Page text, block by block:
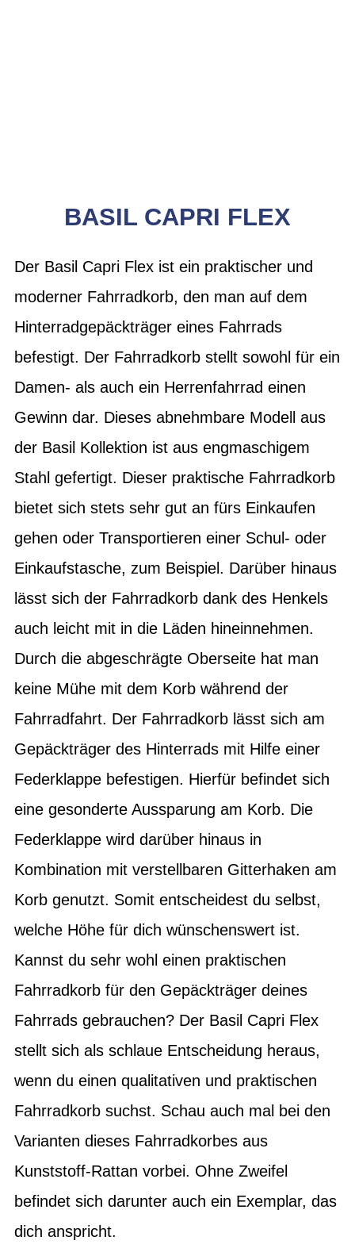
BASIL CAPRI FLEX
Der Basil Capri Flex ist ein praktischer und
moderner Fahrradkorb, den man auf dem
Hinterradgepäckträger eines Fahrrads
befestigt. Der Fahrradkorb stellt sowohl für ein
Damen- als auch ein Herrenfahrrad einen
Gewinn dar. Dieses abnehmbare Modell aus
der Basil Kollektion ist aus engmaschigem
Stahl gefertigt. Dieser praktische Fahrradkorb
bietet sich stets sehr gut an fürs Einkaufen
gehen oder Transportieren einer Schul- oder
Einkaufstasche, zum Beispiel. Darüber hinaus
lässt sich der Fahrradkorb dank des Henkels
auch leicht mit in die Läden hineinnehmen.
Durch die abgeschrägte Oberseite hat man
keine Mühe mit dem Korb während der
Fahrradfahrt. Der Fahrradkorb lässt sich am
Gepäckträger des Hinterrads mit Hilfe einer
Federklappe befestigen. Hierfür befindet sich
eine gesonderte Aussparung am Korb. Die
Federklappe wird darüber hinaus in
Kombination mit verstellbaren Gitterhaken am
Korb genutzt. Somit entscheidest du selbst,
welche Höhe für dich wünschenswert ist.
Kannst du sehr wohl einen praktischen
Fahrradkorb für den Gepäckträger deines
Fahrrads gebrauchen? Der Basil Capri Flex
stellt sich als schlaue Entscheidung heraus,
wenn du einen qualitativen und praktischen
Fahrradkorb suchst. Schau auch mal bei den
Varianten dieses Fahrradkorbes aus
Kunststoff-Rattan vorbei. Ohne Zweifel
befindet sich darunter auch ein Exemplar, das
dich anspricht.